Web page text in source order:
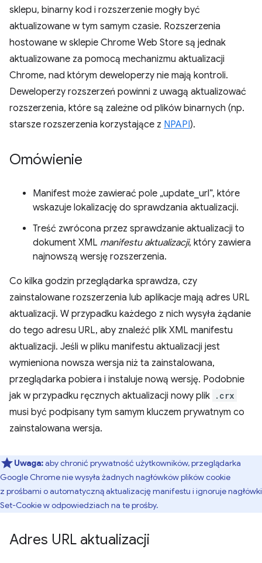
sklepu, binarny kod i rozszerzenie mogły być
aktualizowane w tym samym czasie. Rozszerzenia
hostowane w sklepie Chrome Web Store są jednak
aktualizowane za pomocą mechanizmu aktualizacji
Chrome, nad którym deweloperzy nie mają kontroli.
Deweloperzy rozszerzeń powinni z uwagą aktualizować
rozszerzenia, które są zależne od plików binarnych (np.
starsze rozszerzenia korzystające z NPAPI).
Omówienie
Manifest może zawierać pole „update_url”, które
wskazuje lokalizację do sprawdzania aktualizacji.
Treść zwrócona przez sprawdzanie aktualizacji to
dokument XML manifestu aktualizacji, który zawiera
najnowszą wersję rozszerzenia.
Co kilka godzin przeglądarka sprawdza, czy
zainstalowane rozszerzenia lub aplikacje mają adres URL
aktualizacji. W przypadku każdego z nich wysyła żądanie
do tego adresu URL, aby znaleźć plik XML manifestu
aktualizacji. Jeśli w pliku manifestu aktualizacji jest
wymieniona nowsza wersja niż ta zainstalowana,
przeglądarka pobiera i instaluje nową wersję. Podobnie
jak w przypadku ręcznych aktualizacji nowy plik .crx
musi być podpisany tym samym kluczem prywatnym co
zainstalowana wersja.
Uwaga:aby chronić prywatność użytkowników, przeglądarka
Google Chrome nie wysyła żadnych nagłówków plików cookie
z prośbami o automatyczną aktualizację manifestu i ignoruje nagłówki
Set-Cookie w odpowiedziach na te prośby.
Adres URL aktualizacji